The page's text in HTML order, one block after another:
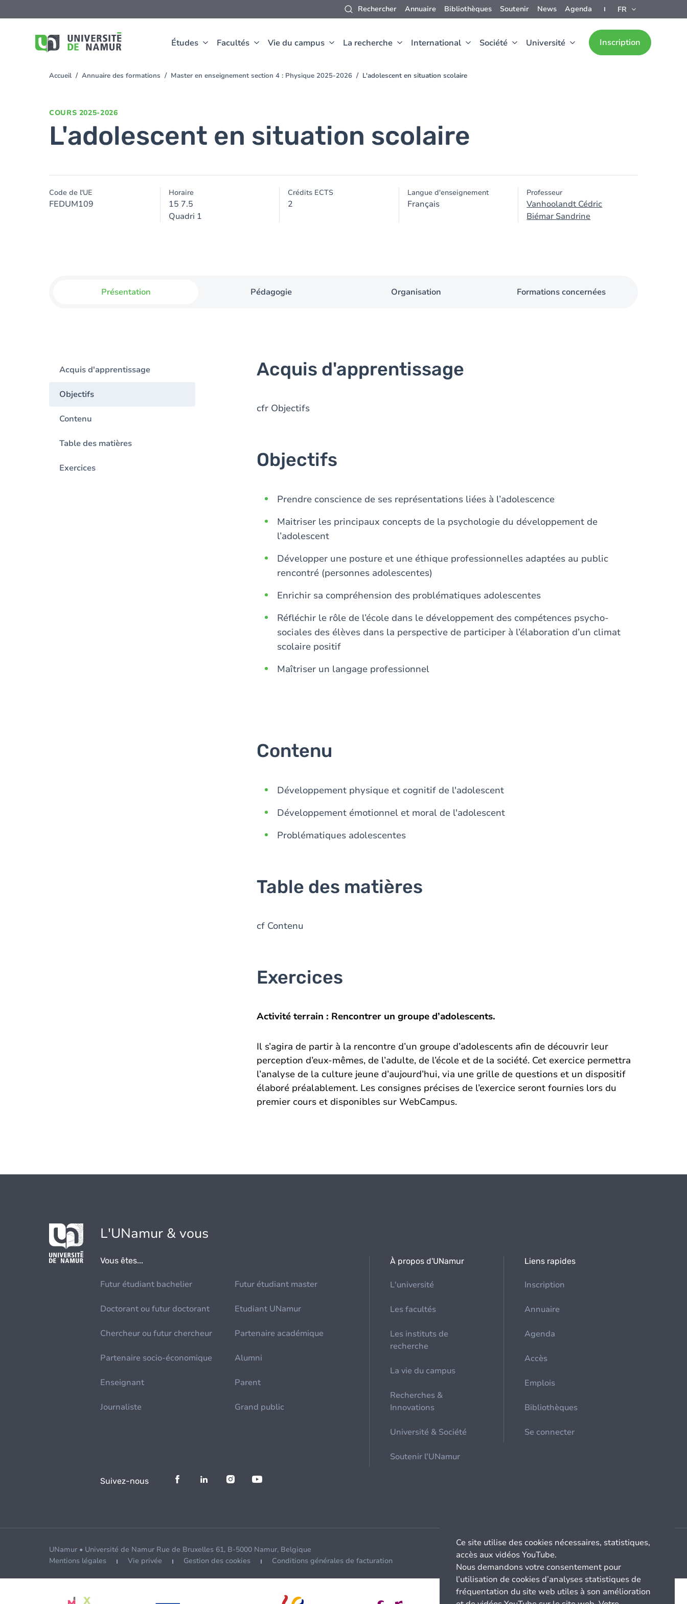
Rechercher Annuaire Bibliothèques Soutenir News Agenda FR
Études Facultés Vie du campus La recherche International Société Université Inscription
au
You
Accueil Annuaire des formations Master en enseignement section 4 : Physique 2025-2026 L'adolescent en situation scolaire
COURS 2025-2026
L'adolescent en situation scolaire
Code de l'UE
FEDUM109
Horaire
15 7.5
Quadri 1
Crédits ECTS
2
Langue d'enseignement
Français
Professeur
Vanhoolandt Cédric
Biémar Sandrine
Présentation Pédagogie Organisation Formations concernées
Acquis d'apprentissage
Objectifs
Contenu
Table des matières
Exercices
Acquis d'apprentissage
cfr Objectifs
Objectifs
Prendre conscience de ses représentations liées à l’adolescence
Maitriser les principaux concepts de la psychologie du développement de
l’adolescent
Développer une posture et une éthique professionnelles adaptées au public
rencontré (personnes adolescentes)
Enrichir sa compréhension des problématiques adolescentes
Réfléchir le rôle de l’école dans le développement des compétences psycho-
sociales des élèves dans la perspective de participer à l’élaboration d’un climat
scolaire positif
Maîtriser un langage professionnel
Contenu
Développement physique et cognitif de l'adolescent
Développement émotionnel et moral de l'adolescent
Problématiques adolescentes
Table des matières
cf Contenu
Exercices
Activité terrain : Rencontrer un groupe d’adolescents.
Il s’agira de partir à la rencontre d’un groupe d’adolescents afin de découvrir leur
perception d’eux-mêmes, de l’adulte, de l’école et de la société. Cet exercice permettra
l’analyse de la culture jeune d’aujourd’hui, via une grille de questions et un dispositif
élaboré préalablement. Les consignes précises de l’exercice seront fournies lors du
premier cours et disponibles sur WebCampus.
L'UNamur & vous
Vous êtes...
Futur étudiant bachelier Futur étudiant master
Doctorant ou futur doctorant Etudiant UNamur
Chercheur ou futur chercheur Partenaire académique
Partenaire socio-économique Alumni
Enseignant Parent
Journaliste Grand public
À propos d'UNamur
L'université
Les facultés
Les instituts de
recherche
La vie du campus
Recherches &
Innovations
Université & Société
Soutenir l'UNamur
Liens rapides
Inscription
Annuaire
Agenda
Accès
Emplois
Bibliothèques
Se connecter
Suivez-nous
UNamur • Université de Namur Rue de Bruxelles 61, B-5000 Namur, Belgique
Mentions légales
Vie privée Gestion des cookies Conditions générales de facturation
Ce site utilise des cookies nécessaires, statistiques,
accès aux vidéos YouTube.
Nous demandons votre consentement pour
l’utilisation de cookies d’analyses statistiques de
fréquentation du site web utiles à son amélioration